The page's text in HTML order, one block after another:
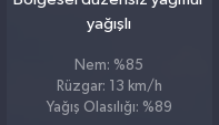
yağışlı
Nem: %85
Rüzgar: 13 km/h
Yağış Olasılığı: %89